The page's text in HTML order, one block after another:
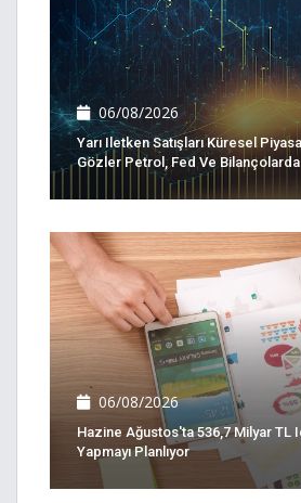
06/08/2026
Yarı Iletken Satışları Küresel
Gözler Petrol, Fed Ve Bilançolarda
06/08/2026
Hazine Ağustos'ta 536,7 Milyar TL
Yapmayı Planlıyor